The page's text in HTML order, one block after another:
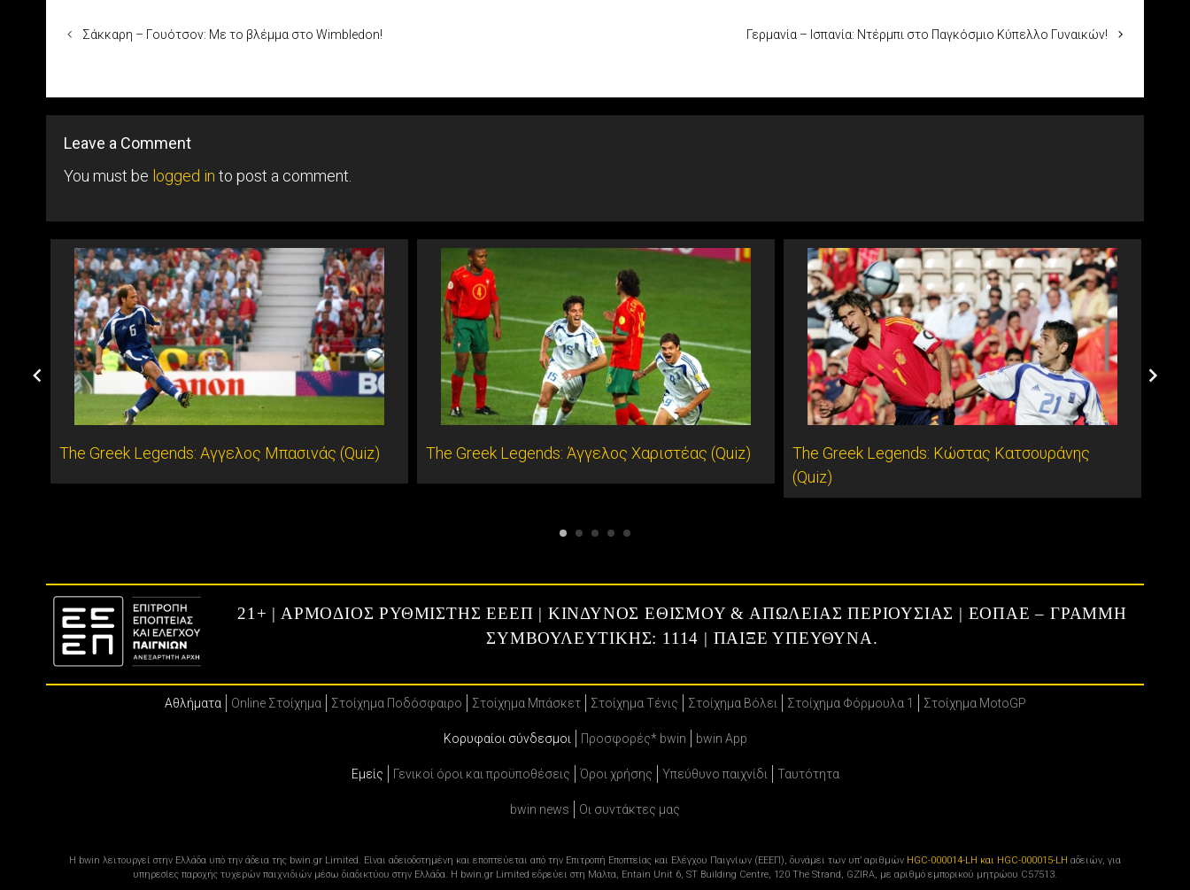
Σάκκαρη – Γουότσον: Με το βλέμμα στο Wimbledon! Γερμανία – Ισπανία: Ντέρμπι στο Παγκόσμιο Κύπελλο Γυναικών!
Leave a Comment
You must be logged in to post a comment.
The Greek Legends: Αγγελος Μπασινάς (Quiz) The Greek Legends: Άγγελος Χαριστέας (Quiz)
The Greek Legends: Κώστας Κατσουράνης
(Quiz)
21+ | ΑΡΜΟΔΙΟΣ ΡΥΘΜΙΣΤΗΣ ΕΕΕΠ | ΚΙΝΔΥΝΟΣ ΕΘΙΣΜΟΥ & ΑΠΩΛΕΙΑΣ ΠΕΡΙΟΥΣΙΑΣ | ΕΟΠΑΕ – ΓΡΑΜΜΗ
ΣΥΜΒΟΥΛΕΥΤΙΚΗΣ: 1114 | ΠΑΙΞΕ ΥΠΕΥΘΥΝΑ.
Αθλήματα Online Στοίχημα Στοίχημα Ποδόσφαιρο Στοίχημα Μπάσκετ Στοίχημα Τένις Στοίχημα Βόλει Στοίχημα Φόρμουλα 1 Στοίχημα MotoGP
Κορυφαίοι σύνδεσμοι Προσφορές* bwin bwin App
Εμείς Γενικοί όροι και προϋποθέσεις Όροι χρήσης Υπεύθυνο παιχνίδι Ταυτότητα
bwin news Oι συντάκτες μας
Η bwin λειτουργεί στην Ελλάδα υπό την άδεια της bwin.gr Limited. Είναι αδειοδοτημένη και εποπτεύεται από την Επιτροπή Εποπτείας και Ελέγχου Παιγνίων (ΕΕΕΠ), δυνάμει των υπ’ αριθμών HGC-000014-LH και HGC-000015-LH αδειών, για
υπηρεσίες παροχής τυχερών παιχνιδιών μέσω διαδικτύου στην Ελλάδα. Η bwin.gr Limited εδρεύει στη Μάλτα, Entain Unit 6, ST Building Centre, 120 The Strand, GZIRA, με αριθμό εμπορικού μητρώου C57513.